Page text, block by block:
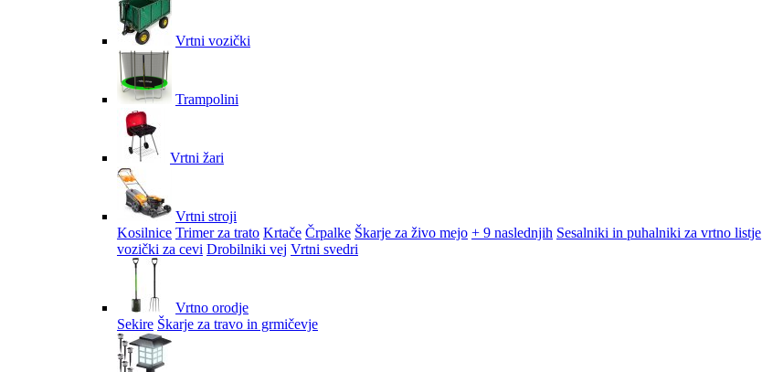
Vrtni vozički
Trampolini
Vrtni žari
Vrtni stroji
Kosilnice Trimer za trato Krtače Črpalke Škarje za živo mejo + 9 naslednjih Sesalniki in puhalniki za vrtno listje
vozički za cevi Drobilniki vej Vrtni svedri
Vrtno orodje
Sekire Škarje za travo in grmičevje